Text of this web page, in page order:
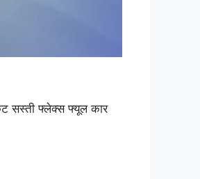
सस्ती फ्लेक्स फ्यूल कार